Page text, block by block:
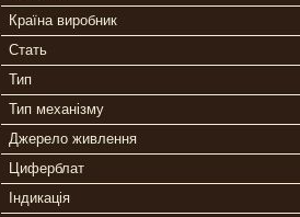
Країна виробник
Стать
Тип
Тип механізму
Джерело живлення
Циферблат
Індикація